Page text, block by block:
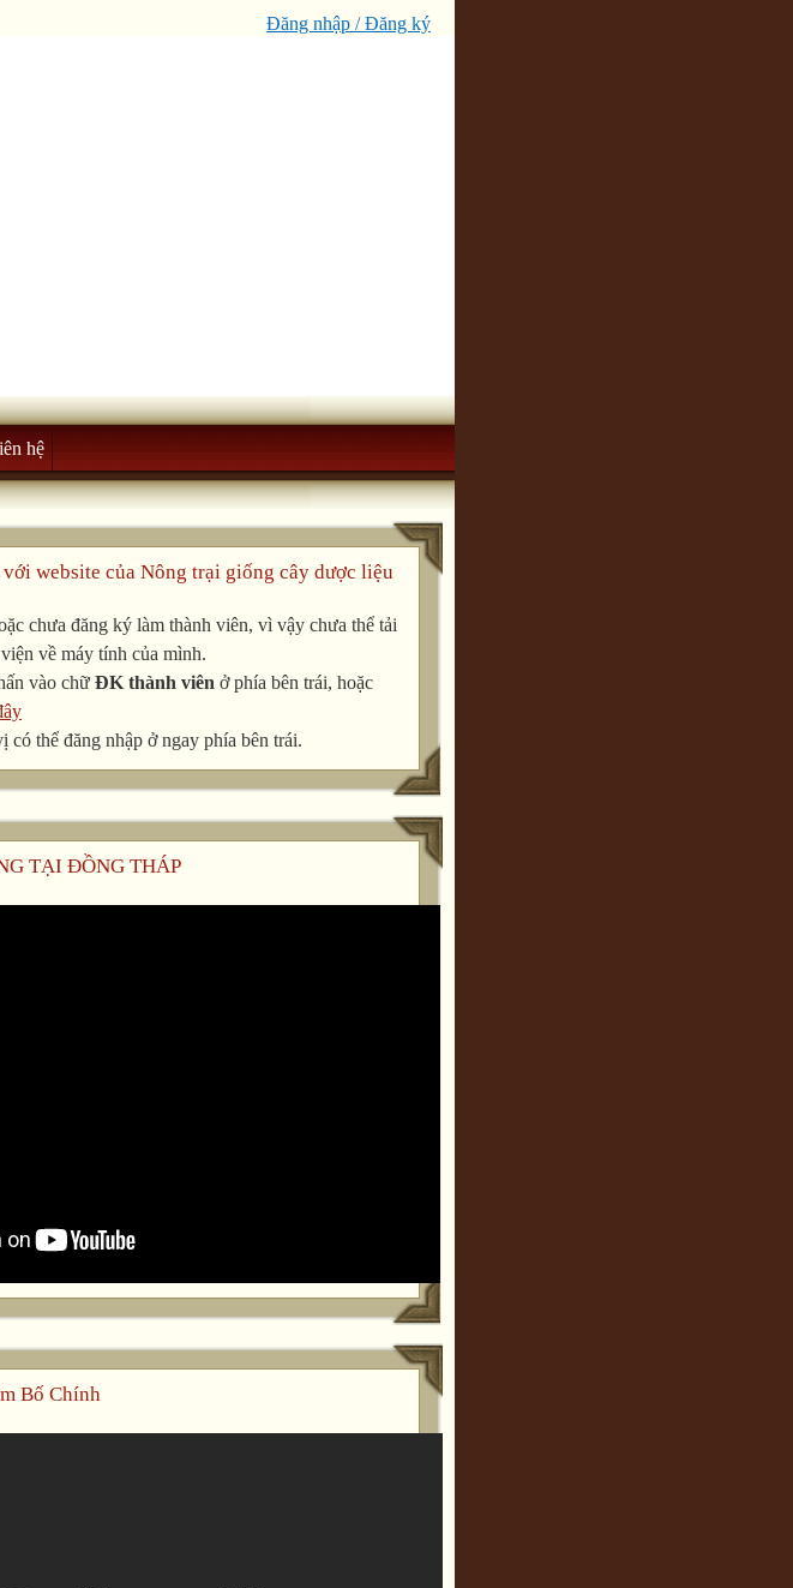
Đăng nhập / Đăng ký
hệ
website của Nông trại giống cây dược liệu
chưa đăng ký làm thành viên, vì vậy chưa thể tải
về máy tính của mình.
vào chữ ĐK thành viên ở phía bên trái, hoặc
thể đăng nhập ở ngay phía bên trái.
TẠI ĐỒNG THÁP
Bố Chính